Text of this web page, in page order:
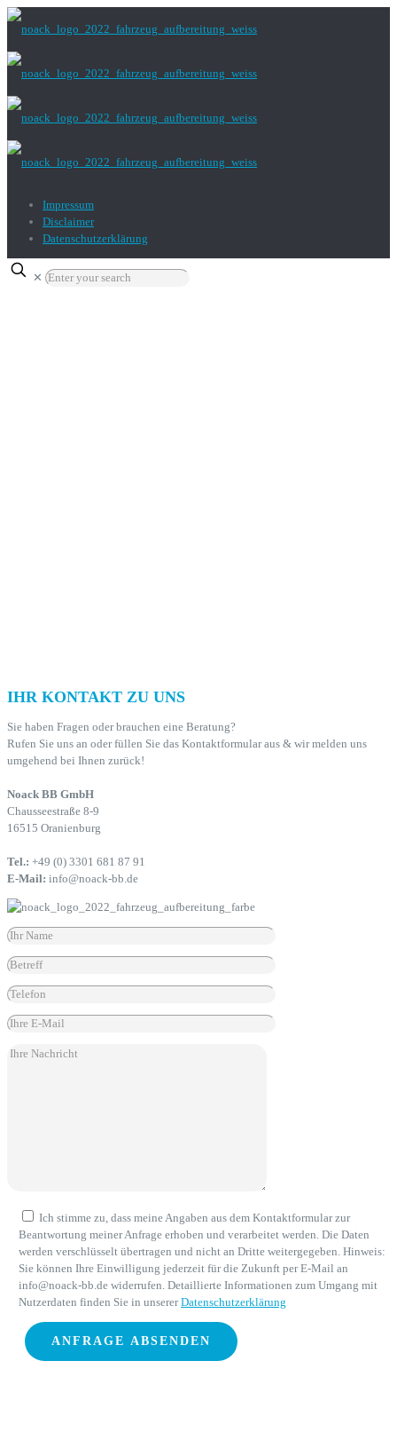
Impressum
Disclaimer
Datenschutzerklärung
✕
IHR KONTAKT ZU UNS
Sie haben Fragen oder brauchen eine Beratung?
Rufen Sie uns an oder füllen Sie das Kontaktformular aus & wir melden uns
umgehend bei Ihnen zurück!
Noack BB GmbH
Chausseestraße 8-9
16515 Oranienburg
Tel.: +49 (0) 3301 681 87 91
E-Mail: info@noack-bb.de
Ich stimme zu, dass meine Angaben aus dem Kontaktformular zur
Beantwortung meiner Anfrage erhoben und verarbeitet werden. Die Daten
werden verschlüsselt übertragen und nicht an Dritte weitergegeben. Hinweis:
Sie können Ihre Einwilligung jederzeit für die Zukunft per E-Mail an
info@noack-bb.de widerrufen. Detaillierte Informationen zum Umgang mit
Nutzerdaten finden Sie in unsererDatenschutzerklärung